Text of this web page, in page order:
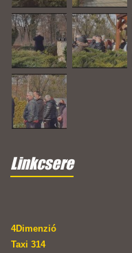
Linkcsere
4Dimenzió
Taxi 314